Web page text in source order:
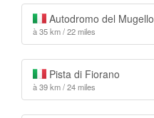
Autodromo del Mugello
à 35 km / 22 miles
Pista di Fiorano
à 39 km / 24 miles